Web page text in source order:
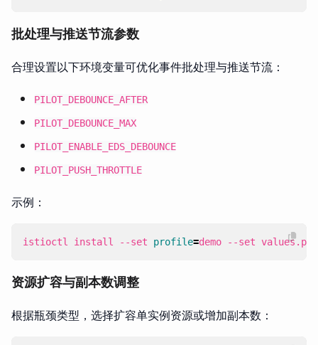
批处理与推送节流参数
合理设置以下环境变量可优化事件批处理与推送节流：
PILOT_DEBOUNCE_AFTER
PILOT_DEBOUNCE_MAX
PILOT_ENABLE_EDS_DEBOUNCE
PILOT_PUSH_THROTTLE
示例：
istioctl install --set profile=demo --set
资源扩容与副本数调整
根据瓶颈类型，选择扩容单实例资源或增加副本数：